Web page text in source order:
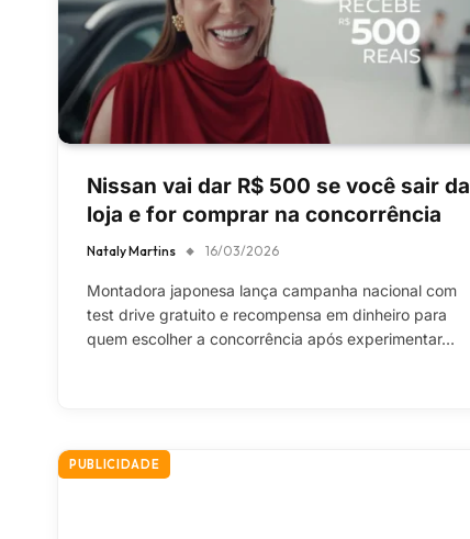
Nissan vai dar R$ 500 se você sair da
loja e for comprar na concorrência
Nataly Martins 16/03/2026
Montadora japonesa lança campanha nacional com
test drive gratuito e recompensa em dinheiro para
quem escolher a concorrência após experimentar…
PUBLICIDADE